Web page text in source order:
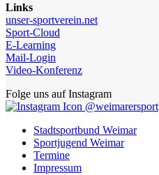
Links
unser-sportverein.net
Sport-Cloud
E-Learning
Mail-Login
Video-Konferenz
Folge uns auf Instagram
@weimarersport
Stadtsportbund Weimar
Sportjugend Weimar
Termine
Impressum